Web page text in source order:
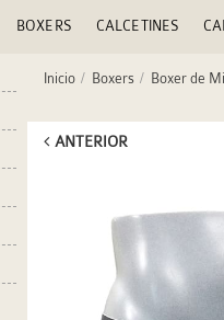
BOXERS CALCETINES
Inicio Boxers Boxer de
ANTERIOR